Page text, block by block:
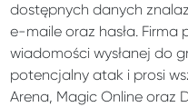
dostępnych danych
e-maile oraz hasła. Firma
wiadomości wysłanej do
potencjalny atak i prosi
Arena, Magic Online oraz